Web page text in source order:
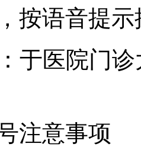
按语音提示
于医院门
注意事项